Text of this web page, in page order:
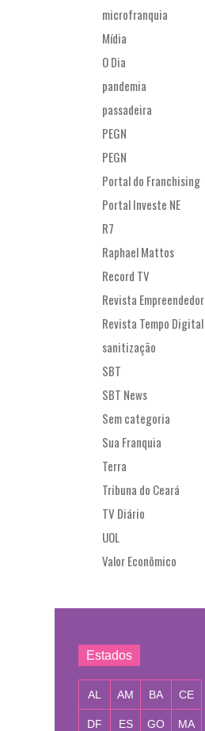
microfranquia
Mídia
O Dia
pandemia
passadeira
PEGN
PEGN
Portal do Franchising
Portal Investe NE
R7
Raphael Mattos
Record TV
Revista Empreendedor
Revista Tempo Digital
sanitização
SBT
SBT News
Sem categoria
Sua Franquia
Terra
Tribuna do Ceará
TV Diário
UOL
Valor Econômico
Estados
AL AM BA CE
DF ES GO MA